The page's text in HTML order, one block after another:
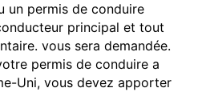
un permis de conduire
principal et tout
vous sera demandée.
permis de conduire a
Uni, vous devez apporter